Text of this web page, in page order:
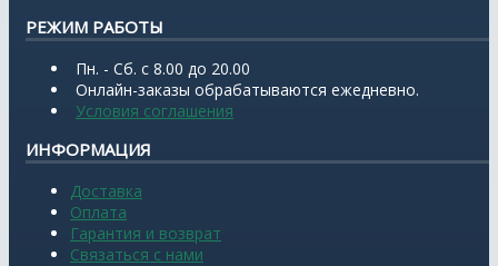
РЕЖИМ РАБОТЫ
Пн. - Сб. с 8.00 до 20.00
Онлайн-заказы обрабатываются ежедневно.
Условия соглашения
ИНФОРМАЦИЯ
Доставка
Оплата
Гарантия и возврат
Связаться с нами